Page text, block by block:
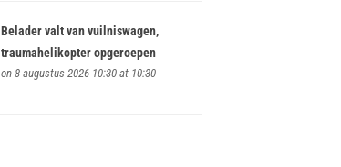
Belader valt van vuilniswagen,
traumahelikopter opgeroepen
on 8 augustus 2026 10:30 at 10:30